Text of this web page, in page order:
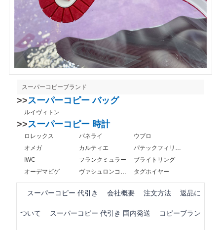
スーパーコピーブランド
>>スーパーコピー バッグ
ルイヴィトン
>>スーパーコピー 時計
ロレックス パネライ
ウブロ
オメガ
カルティエ
パテックフィリップ
IWC
フランクミュラー
ブライトリング
オーデマピゲ
ヴァシュロンコンスタンタン タグホイヤー
スーパーコピー 代引き 会社概要 注文方法 返品に
ついて スーパーコピー 代引き 国内発送 コピーブラン